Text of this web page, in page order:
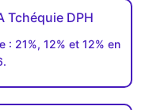
Tchéquie DPH
: 21%, 12% et 12% en